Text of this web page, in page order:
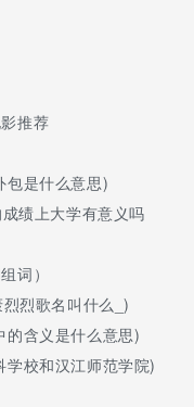
推荐
包是什么意思)
绩上大学有意义吗
词）
烈歌名叫什么_)
的含义是什么意思)
校和汉江师范学院)